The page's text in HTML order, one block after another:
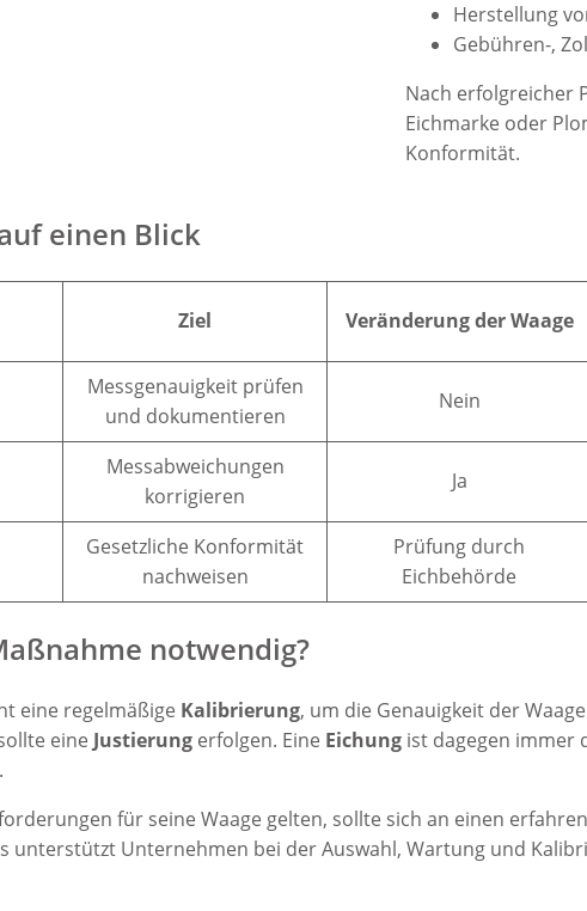
Herstellung
Gebühren-,
Nach erfolgreicher
Eichmarke oder
Konformität.
einen Blick
Ziel Veränderung der Waage
Messgenauigkeit prüfen
und dokumentieren
Nein
Messabweichungen
korrigieren
Ja
Gesetzliche Konformität
nachweisen
Prüfung durch
Eichbehörde
notwendig?
eine regelmäßige Kalibrierung, um die Genauigkeit der
eine Justierung erfolgen. Eine Eichung ist dagegen immer
für seine Waage gelten, sollte sich an einen
unterstützt Unternehmen bei der Auswahl, Wartung und